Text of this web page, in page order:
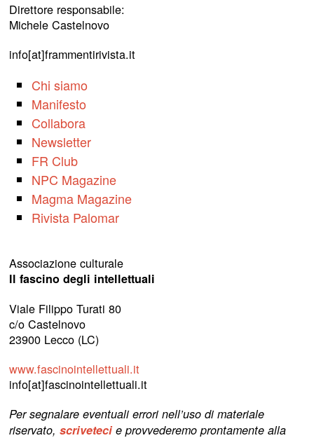
Direttore responsabile:
Michele Castelnovo
info[at]frammentirivista.it
Chi siamo
Manifesto
Collabora
Newsletter
FR Club
NPC Magazine
Magma Magazine
Rivista Palomar
Associazione culturale
Il fascino degli intellettuali
Viale Filippo Turati 80
c/o Castelnovo
23900 Lecco (LC)
www.fascinointellettuali.it
info[at]fascinointellettuali.it
Per segnalare eventuali errori nell’uso di materiale
riservato,scriveteci e provvederemo prontamente alla